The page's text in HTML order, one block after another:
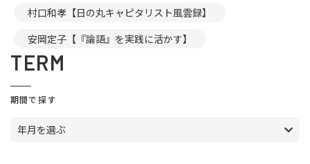
村口和孝【日の丸キャピタリスト風雲録】
安岡定子【『論語』を実践に活かす】
TERM
期間で探す
年月を選ぶ